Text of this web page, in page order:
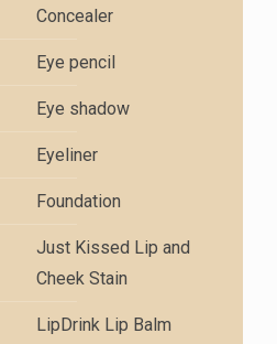
Concealer
Eye pencil
Eye shadow
Eyeliner
Foundation
Just Kissed Lip and
Cheek Stain
LipDrink Lip Balm